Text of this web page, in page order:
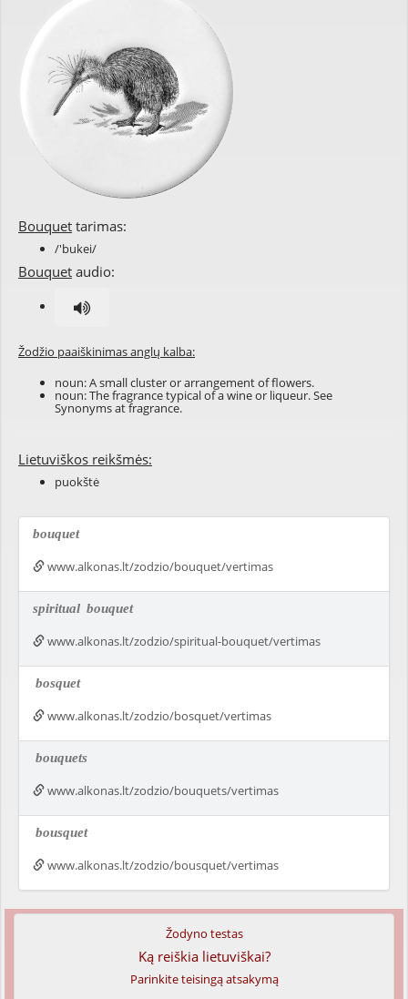
Bouquet tarimas:
/'bukei/
Bouquet audio:
Žodžio paaiškinimas anglų kalba:
noun: A small cluster or arrangement of flowers.
noun: The fragrance typical of a wine or liqueur. See
Synonyms atfragrance.
Lietuviškos reikšmės:
puokštė
bouquet
www.alkonas.lt/zodzio/bouquet/vertimas
spiritual bouquet
www.alkonas.lt/zodzio/spiritual-bouquet/vertimas
bosquet
www.alkonas.lt/zodzio/bosquet/vertimas
bouquets
www.alkonas.lt/zodzio/bouquets/vertimas
bousquet
www.alkonas.lt/zodzio/bousquet/vertimas
Žodyno testas
Ką reiškia lietuviškai?
Parinkite teisingą atsakymą